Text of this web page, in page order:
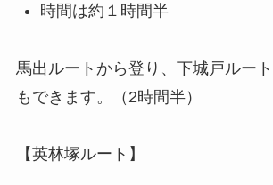
時間は約１時間半
馬出ルートから登り、下城戸ルー
もできます。（2時間半）
【英林塚ルート】